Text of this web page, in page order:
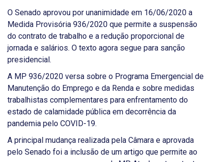
O Senado aprovou por unanimidade em 16/06/2020 a
Medida Provisória 936/2020 que permite a suspensão
do contrato de trabalho e a redução proporcional de
jornada e salários. O texto agora segue para sanção
presidencial.
A MP 936/2020 versa sobre o Programa Emergencial de
Manutenção do Emprego e da Renda e sobre medidas
trabalhistas complementares para enfrentamento do
estado de calamidade pública em decorrência da
pandemia pelo COVID-19.
A principal mudança realizada pela Câmara e aprovada
pelo Senado foi a inclusão de um artigo que permite ao